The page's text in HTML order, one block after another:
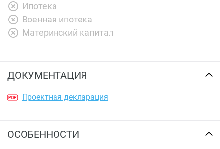
Ипотека
Военная ипотека
Материнский капитал
ДОКУМЕНТАЦИЯ
Проектная декларация
ОСОБЕННОСТИ